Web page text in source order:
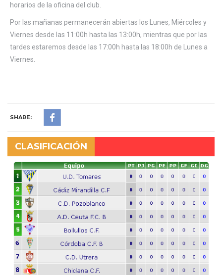
horarios de la oficina del club.
Por las mañanas permanecerán abiertas los Lunes, Miércoles y
Viernes desde las 11:00h hasta las 13:00h, mientras que por las
tardes estaremos desde las 17:00h hasta las 18:00h de Lunes a
Viernes.
SHARE:
CLASIFICACIÓN